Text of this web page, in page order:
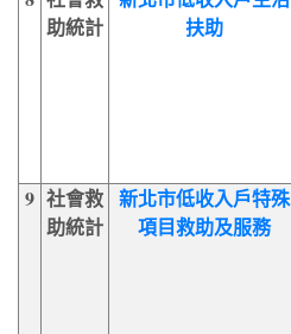
助統計
扶助
9 社會救
助統計
新北市低收入戶特殊
項目救助及服務